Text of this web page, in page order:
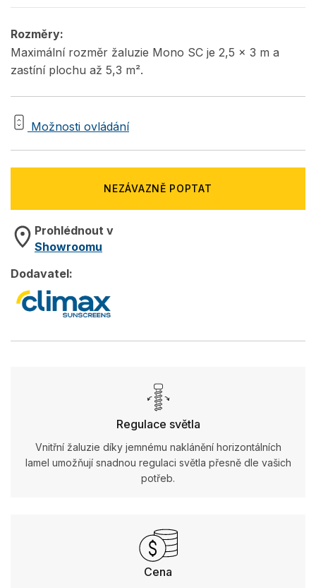
Rozměry:
Maximální rozměr žaluzie Mono SC je 2,5 x 3 m a
zastíní plochu až 5,3 m².
Možnosti ovládání
NEZÁVAZNĚ POPTAT
Prohlédnout v
Showroomu
Dodavatel:
Regulace světla
Vnitřní žaluzie díky jemnému naklánění horizontálních
lamel umožňují snadnou regulaci světla přesně dle vašich
potřeb.
Cena